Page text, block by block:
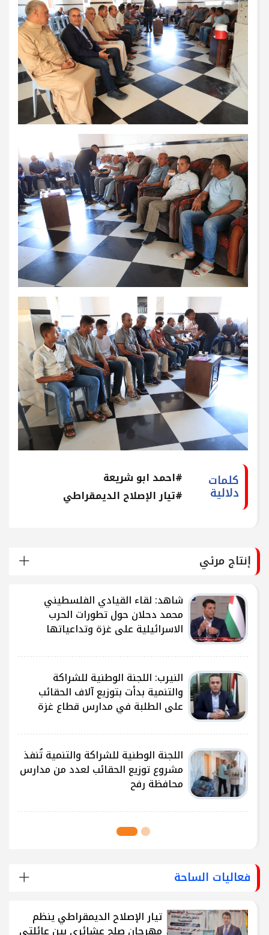
كلمات
دلالية
#احمد ابو شريعة
#تيار الإصلاح الديمقراطي
إنتاج مرئي
شاهد: لقاء القيادي الفلسطيني
محمد دحلان حول تطورات الحرب
الاسرائيلية على غزة وتداعياتها
النيرب: اللجنة الوطنية للشراكة
والتنمية بدأت بتوزيع آلاف الحقائب
على الطلبة في مدارس قطاع غزة
اللجنة الوطنية للشراكة والتنمية تُنفذ
مشروع توزيع الحقائب لعدد من مدارس
محافظة رفح
فعاليات الساحة
تيار الإصلاح الديمقراطي ينظم
مهرجان صلح عشائري بين عائلتي